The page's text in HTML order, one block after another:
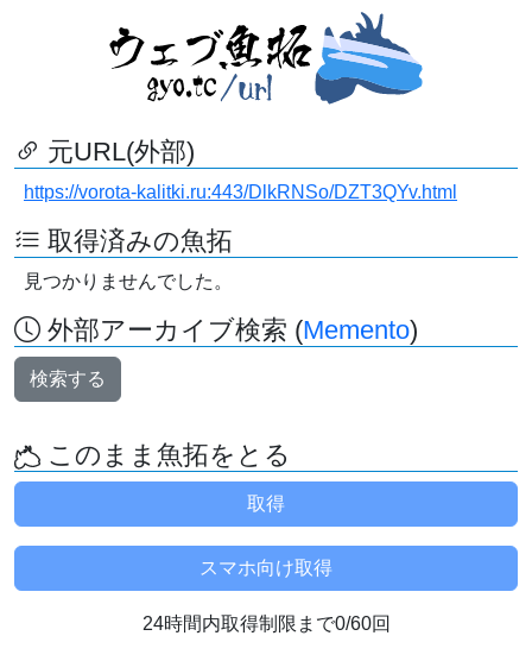
元URL(外部)
https://vorota-kalitki.ru:443/DlkRNSo/DZT3QYv.html
取得済みの魚拓
見つかりませんでした。
外部アーカイブ検索 (Memento)
検索する
このまま魚拓をとる
24時間内取得制限まで0/60回